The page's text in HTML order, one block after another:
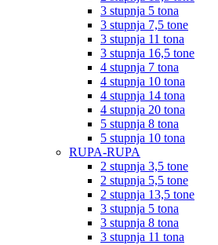
3 stupnja 5 tona
3 stupnja 7,5 tone
3 stupnja 11 tona
3 stupnja 16,5 tone
4 stupnja 7 tona
4 stupnja 10 tona
4 stupnja 14 tona
4 stupnja 20 tona
5 stupnja 8 tona
5 stupnja 10 tona
RUPA-RUPA
2 stupnja 3,5 tone
2 stupnja 5,5 tone
2 stupnja 13,5 tone
3 stupnja 5 tona
3 stupnja 8 tona
3 stupnja 11 tona